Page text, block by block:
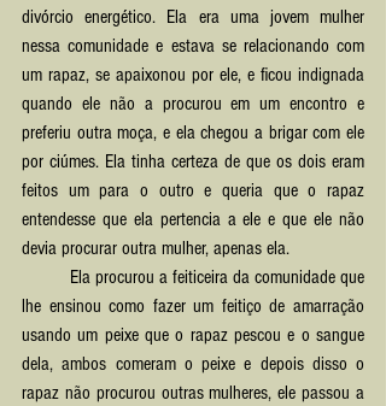
divórcio energético. Ela era uma jovem mulher
nessa comunidade e estava se relacionando com
um rapaz, se apaixonou por ele, e ficou indignada
quando ele não a procurou em um encontro e
preferiu outra moça, e ela chegou a brigar com ele
por ciúmes. Ela tinha certeza de que os dois eram
feitos um para o outro e queria que o rapaz
entendesse que ela pertencia a ele e que ele não
devia procurar outra mulher, apenas ela.
lhe ensinou como fazer um feitiço de amarração
usando um peixe que o rapaz pescou e o sangue
dela, ambos comeram o peixe e depois disso o
rapaz não procurou outras mulheres, ele passou a